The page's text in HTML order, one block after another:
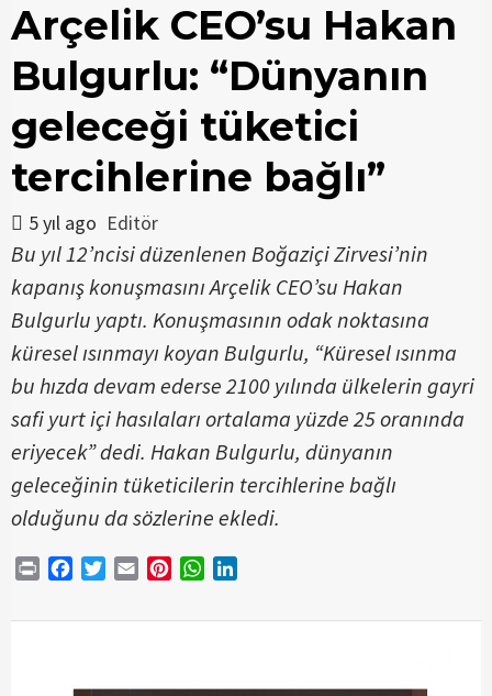
Arçelik CEO’su Hakan
Bulgurlu: “Dünyanın
geleceği tüketici
tercihlerine bağlı”
5 yıl ago Editör
Bu yıl 12’ncisi düzenlenen Boğaziçi Zirvesi’nin
kapanış konuşmasını Arçelik CEO’su Hakan
Bulgurlu yaptı. Konuşmasının odak noktasına
küresel ısınmayı koyan Bulgurlu, “Küresel ısınma
bu hızda devam ederse 2100 yılında ülkelerin gayri
safi yurt içi hasılaları ortalama yüzde 25 oranında
eriyecek” dedi. Hakan Bulgurlu, dünyanın
geleceğinin tüketicilerin tercihlerine bağlı
olduğunu da sözlerine ekledi.
Print FacebookTwitterEmail PinterestWhatsApp